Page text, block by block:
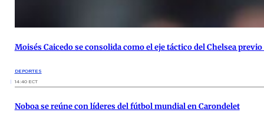
Moisés Caicedo se consolida como el eje táctico del Chelsea
DEPORTES
14:40 ECT
Noboa se reúne con líderes del fútbol mundial en Carondelet